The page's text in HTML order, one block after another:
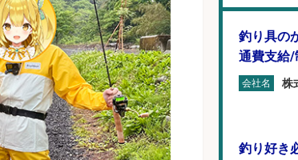
釣り具の
通費支給/
会社名 株
釣り好き